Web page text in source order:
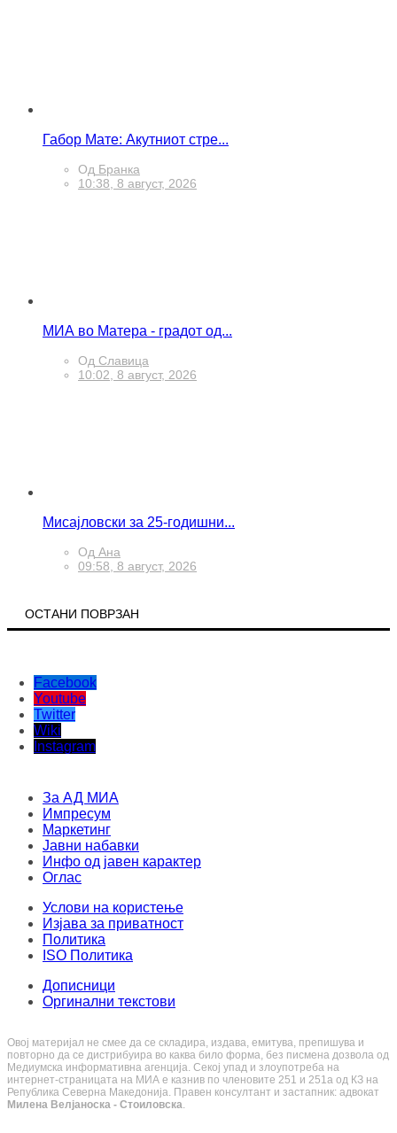
Габор Мате: Акутниот стре...
Од Бранка
10:38, 8 август, 2026
МИА во Матера - градот од...
Од Славица
10:02, 8 август, 2026
Мисајловски за 25-годишни...
Од Ана
09:58, 8 август, 2026
ОСТАНИ ПОВРЗАН
Facebook
Youtube
Twitter
Wiki
Instagram
За АД МИА
Импресум
Маркетинг
Јавни набавки
Инфо од јавен карактер
Оглас
Услови на користење
Изјава за приватност
Политика
ISO Политика
Дописници
Оргинални текстови
Овој материјал не смее да се складира, издава, емитува, препишува и
повторно да се дистрибуира во каква било форма, без писмена дозвола од
Медиумска информативна агенција. Секој упад и злоупотреба на
интернет-страницата на МИА е казнив по членовите 251 и 251a од КЗ на
Република Северна Македонија. Правен консултант и застапник: адвокат
Милена Велјаноска - Стоиловска.